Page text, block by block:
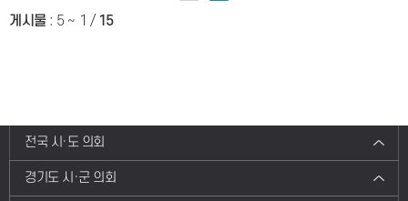
게시물: 5 ~ 1 / 15
전국 시·도 의회
경기도 시·군 의회